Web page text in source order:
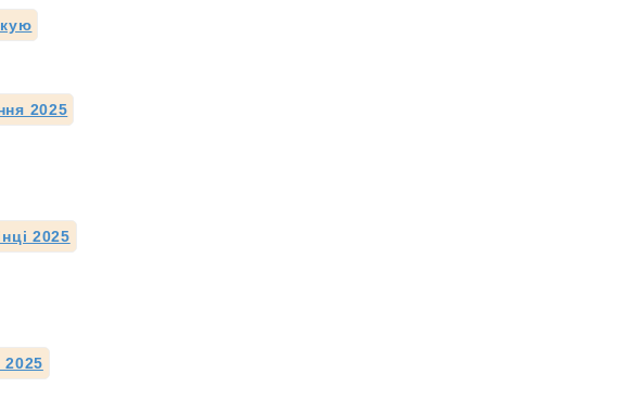
2025
2025
2025